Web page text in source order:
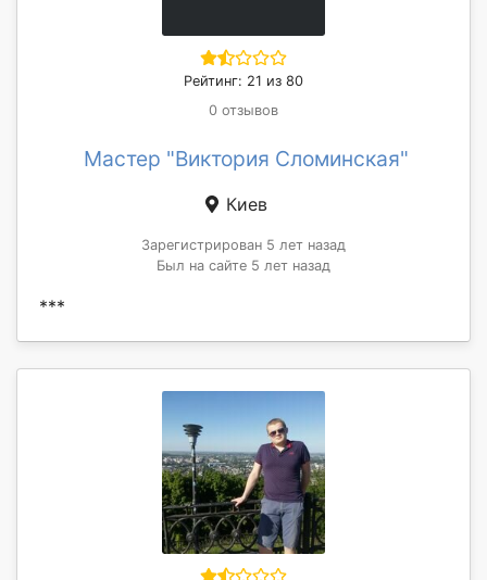
Рейтинг: 21 из 80
0 отзывов
Мастер "Виктория Сломинская"
Киев
Зарегистрирован 5 лет назад
Был на сайте 5 лет назад
***